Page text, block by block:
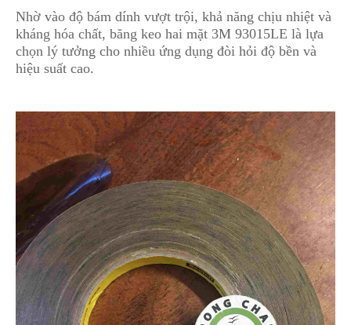
Nhờ vào độ bám dính vượt trội, khả năng chịu nhiệt và
kháng hóa chất, băng keo hai mặt 3M 93015LE là lựa
chọn lý tưởng cho nhiều ứng dụng đòi hỏi độ bền và
hiệu suất cao.